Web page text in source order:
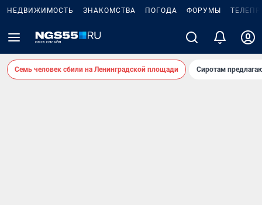
НЕДВИЖИМОСТЬ ЗНАКОМСТВА ПОГОДА ФОРУМЫ
Семь человек сбили на Ленинградской площади Сиротам